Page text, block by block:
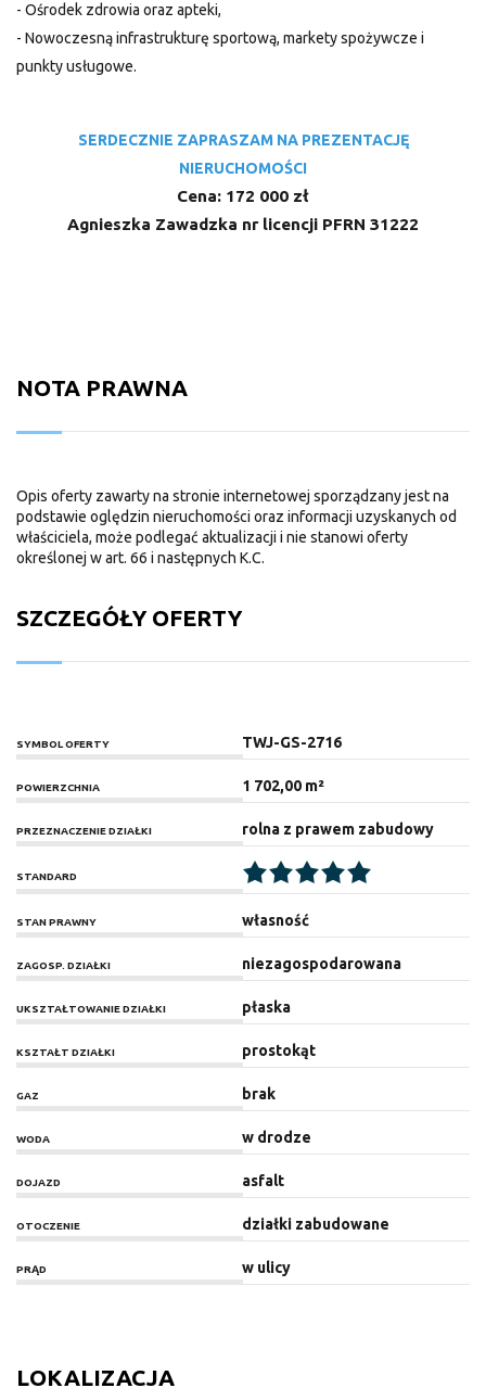
- Ośrodek zdrowia oraz apteki,
- Nowoczesną infrastrukturę sportową, markety spożywcze i
punkty usługowe.
SERDECZNIE ZAPRASZAM NA PREZENTACJĘ
NIERUCHOMOŚCI
Cena: 172 000 zł
Agnieszka Zawadzka nr licencji PFRN 31222
NOTA PRAWNA
Opis oferty zawarty na stronie internetowej sporządzany jest na
podstawie oględzin nieruchomości oraz informacji uzyskanych od
właściciela, może podlegać aktualizacji i nie stanowi oferty
określonej w art. 66 i następnych K.C.
SZCZEGÓŁY OFERTY
SYMBOL OFERTY TWJ-GS-2716
POWIERZCHNIA 1 702,00 m²
PRZEZNACZENIE DZIAŁKI rolna z prawem zabudowy
STANDARD
STAN PRAWNY własność
ZAGOSP. DZIAŁKI niezagospodarowana
UKSZTAŁTOWANIE DZIAŁKI płaska
KSZTAŁT DZIAŁKI prostokąt
GAZ brak
WODA w drodze
DOJAZD asfalt
OTOCZENIE działki zabudowane
PRĄD w ulicy
LOKALIZACJA